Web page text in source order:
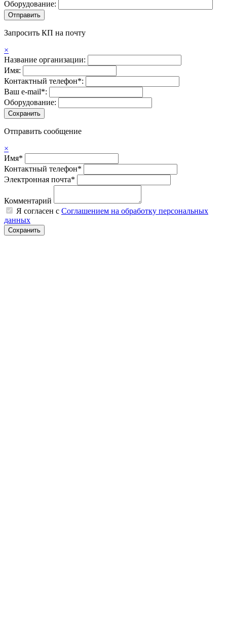
Оборудование:
Запросить КП на почту
×
Название организации:
Имя:
Контактный телефон*:
Ваш e-mail*:
Оборудование:
Отправить сообщение
×
Имя*
Контактный телефон*
Электронная почта*
Комментарий
Я согласен с Соглашением на обработку персональных
данных